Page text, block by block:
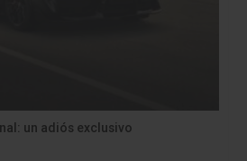
un adiós exclusivo